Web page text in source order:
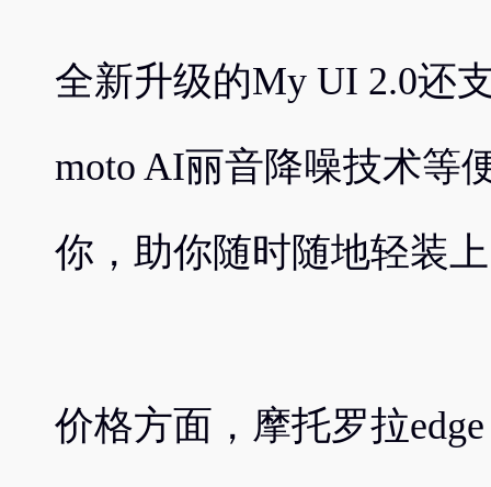
全新升级的My UI 2.0还
moto AI丽音降噪技术等
你，助你随时随地轻装
价格方面，摩托罗拉